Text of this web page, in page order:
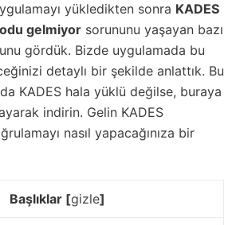
yükledikten sonra KADES
gelmiyor sorununu yaşayan bazı
gördük. Bizde uygulamada bu
detaylı bir şekilde anlattık. Bu
KADES hala yüklü değilse, buraya
indirin. Gelin KADES
nasıl yapacağınıza bir
Başlıklar [gizle]